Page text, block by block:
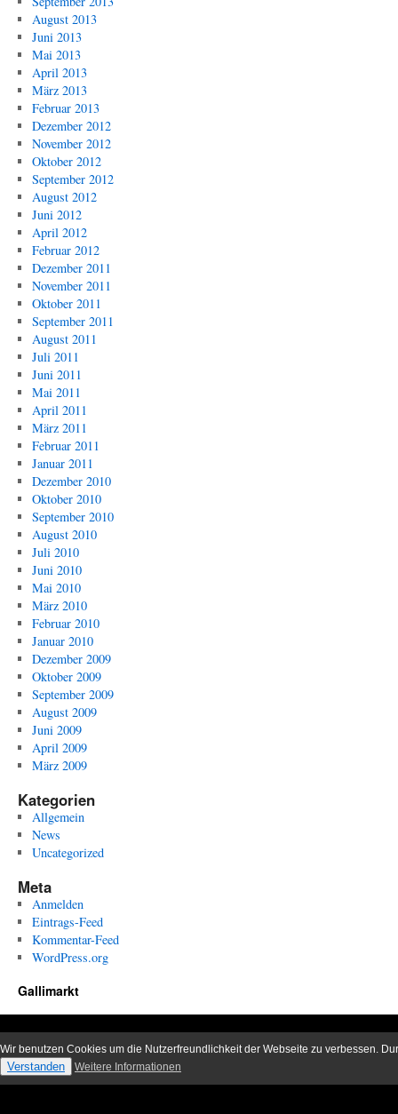
August 2013
Juni 2013
Mai 2013
April 2013
März 2013
Februar 2013
Dezember 2012
November 2012
Oktober 2012
September 2012
August 2012
Juni 2012
April 2012
Februar 2012
Dezember 2011
November 2011
Oktober 2011
September 2011
August 2011
Juli 2011
Juni 2011
Mai 2011
April 2011
März 2011
Februar 2011
Januar 2011
Dezember 2010
Oktober 2010
September 2010
August 2010
Juli 2010
Juni 2010
Mai 2010
März 2010
Februar 2010
Januar 2010
Dezember 2009
Oktober 2009
September 2009
August 2009
Juni 2009
April 2009
März 2009
Kategorien
Allgemein
News
Uncategorized
Meta
Anmelden
Eintrags-Feed
Kommentar-Feed
WordPress.org
Gallimarkt
Wir benutzen Cookies um die Nutzerfreundlichkeit der Webseite zu verbessen.
Verstanden Weitere Informationen